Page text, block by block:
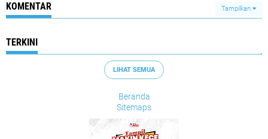
KOMENTAR Tampilkan
TERKINI
LIHAT SEMUA
Beranda
Sitemaps